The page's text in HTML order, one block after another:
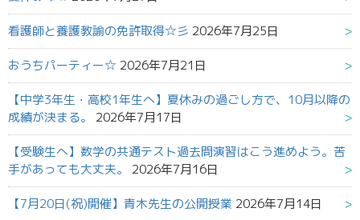
看護師と養護教諭の免許取得☆彡 2026年7月25日
おうちパーティー☆ 2026年7月21日
【中学3年生・高校1年生へ】夏休みの過ごし方で、10月以降の
成績が決まる。
2026年7月17日
【受験生へ】数学の共通テスト過去問演習はこう進めよう。苦
手があっても大丈夫。
2026年7月16日
【7月20日(祝)開催】青木先生の公開授業 2026年7月14日